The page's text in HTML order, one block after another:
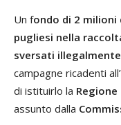
Un fondo di 2 milioni
pugliesi nella
sversati illegalmente
campagne ricadenti
di istituirlo la Regione
assunto dalla